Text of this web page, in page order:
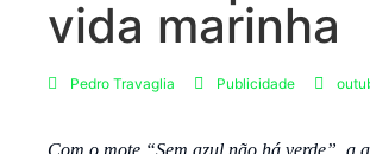
vida marinha
Pedro Travaglia Publicidade
Com o mote “Sem azul não há verde”, a